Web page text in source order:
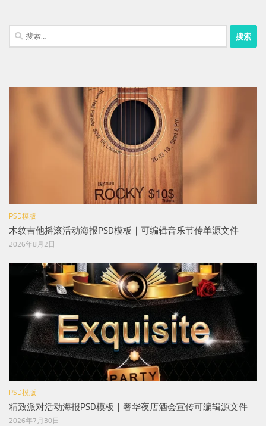
搜
索：
PSD模版
木纹吉他摇滚活动海报PSD模板｜可编辑音乐节传单源文件
2026年8月2日
PSD模版
精致派对活动海报PSD模板｜奢华夜店酒会宣传可编辑源文件
2026年7月30日